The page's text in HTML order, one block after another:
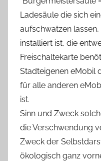
Ladesäule die sich
aufschwatzen
installiert ist, die
Freischaltekarte
Stadteigenen eMobil
für alle anderen
ist.
Sinn und Zweck
die Verschwendung
Zweck der
ökologisch ganz